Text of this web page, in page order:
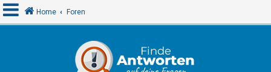
Home Foren